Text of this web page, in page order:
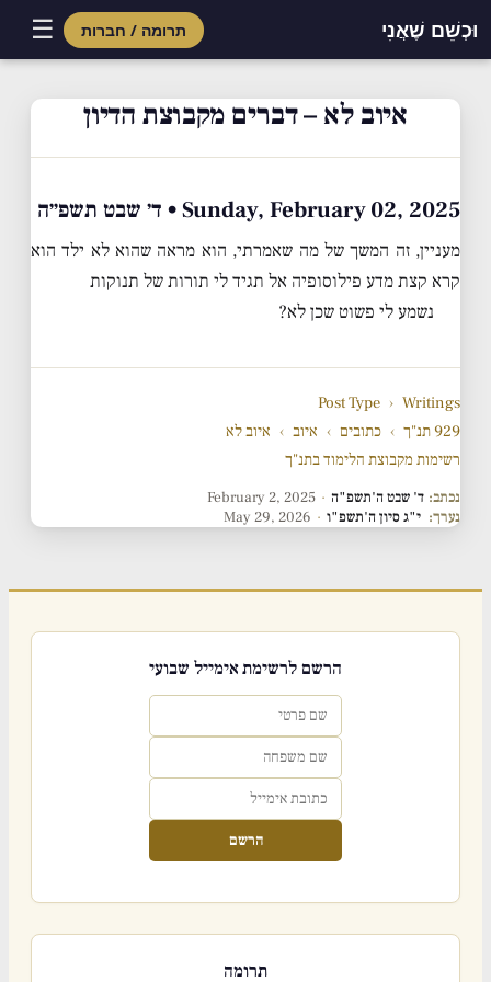
וּכְשֵׁם שֶׁאֲנִי תרומה / חברות ☰
איוב לא – דברים מקבוצת הדיון
Sunday, February 02, 2025 • ד׳ שבט תשפ״ה
מעניין, זה המשך של מה שאמרתי, הוא מראה שהוא לא ילד הוא
קרא קצת מדע פילוסופיה אל תגיד לי תורות של תנוקות
נשמע לי פשוט שכן לא?
Post Type › Writings
929 תנ"ך
› כתובים › איוב › איוב לא
רשימות מקבוצת הלימוד בתנ"ך
נכתב: ד' שבט ה'תשפ"ה ·
February 2, 2025
נערך: י"ג סיון ה'תשפ"ו ·
May 29, 2026
הרשם לרשימת אימייל שבועי
הרשם
תרומה